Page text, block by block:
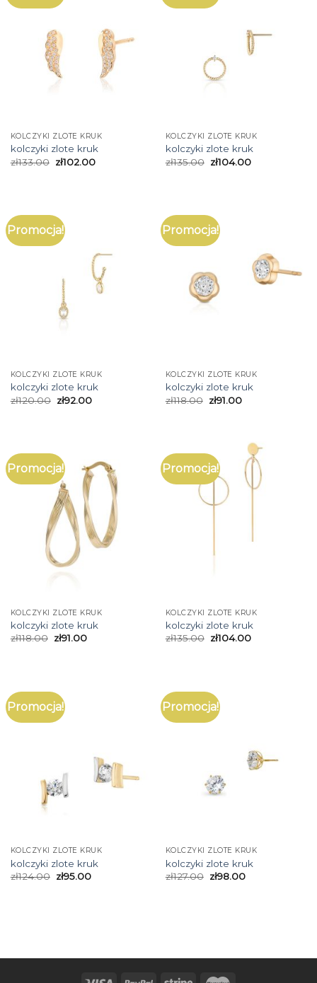
KOLCZYKI ZLOTE KRUK
kolczyki zlote kruk
zł133.00 zł102.00
KOLCZYKI ZLOTE KRUK
kolczyki zlote kruk
zł135.00 zł104.00
Promocja!
KOLCZYKI ZLOTE KRUK
kolczyki zlote kruk
zł120.00 zł92.00
Promocja!
KOLCZYKI ZLOTE KRUK
kolczyki zlote kruk
zł118.00 zł91.00
Promocja!
KOLCZYKI ZLOTE KRUK
kolczyki zlote kruk
zł118.00 zł91.00
Promocja!
KOLCZYKI ZLOTE KRUK
kolczyki zlote kruk
zł135.00 zł104.00
Promocja!
KOLCZYKI ZLOTE KRUK
kolczyki zlote kruk
zł124.00 zł95.00
Promocja!
KOLCZYKI ZLOTE KRUK
kolczyki zlote kruk
zł127.00 zł98.00